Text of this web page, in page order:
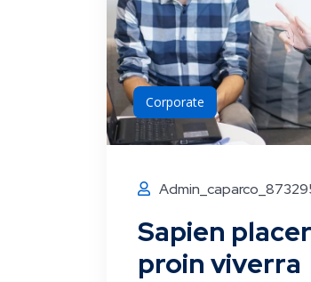
Corporate
Sapien
proin viverra